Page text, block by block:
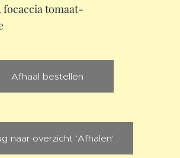
tomaat-
Afhaal bestellen
naar overzicht 'Afhalen'